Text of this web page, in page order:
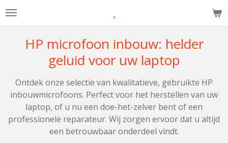
Ga
hoofdinhoud
.
HP microfoon inbouw: helder
geluid voor uw laptop
Ontdek onze selectie van kwalitatieve, gebruikte HP
inbouwmicrofoons. Perfect voor het herstellen van uw
laptop, of u nu een doe-het-zelver bent of een
professionele reparateur. Wij zorgen ervoor dat u altijd
een betrouwbaar onderdeel vindt.